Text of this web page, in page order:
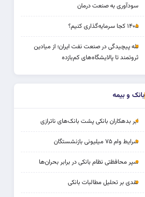
سودآوری به صنعت درمان
۱۴۰۵ کجا سرمایه‌گذاری کنیم؟
تله پیچیدگی در صنعت نفت ایران؛ از میادین
ثروتمند تا پالایشگاه‌های کم‌بازده
بانک و بیمه
ابر بدهکاران بانکی پشت بانک‌های ناترازی
شرایط وام ۷۵ میلیونی بازنشستگان
سپر محافظتی نظام بانکی در برابر بحران‌ها
نقدی بر تحلیل مطالبات بانکی